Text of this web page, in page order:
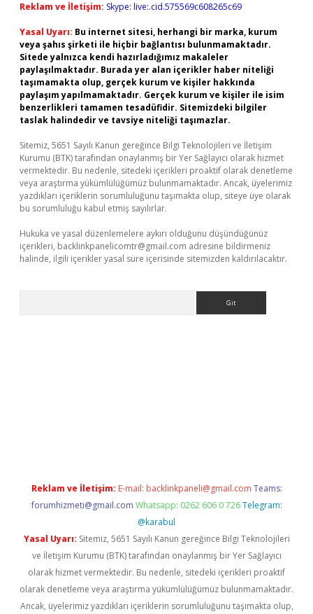
Reklam ve İletişim: Skype: live:.cid.575569c608265c69
Yasal Uyarı: Bu internet sitesi, herhangi bir marka, kurum
veya şahıs şirketi ile hiçbir bağlantısı bulunmamaktadır.
Sitede yalnızca kendi hazırladığımız makaleler
paylaşılmaktadır. Burada yer alan içerikler haber niteliği
taşımamakta olup, gerçek kurum ve kişiler hakkında
paylaşım yapılmamaktadır. Gerçek kurum ve kişiler ile isim
benzerlikleri tamamen tesadüfidir. Sitemizdeki bilgiler
taslak halindedir ve tavsiye niteliği taşımazlar.
Sitemiz, 5651 Sayılı Kanun gereğince Bilgi Teknolojileri ve İletişim
Kurumu (BTK) tarafından onaylanmış bir Yer Sağlayıcı olarak hizmet
vermektedir. Bu nedenle, sitedeki içerikleri proaktif olarak denetleme
veya araştırma yükümlülüğümüz bulunmamaktadır. Ancak, üyelerimiz
yazdıkları içeriklerin sorumluluğunu taşımakta olup, siteye üye olarak
bu sorumluluğu kabul etmiş sayılırlar.
Hukuka ve yasal düzenlemelere aykırı olduğunu düşündüğünüz
içerikleri, backlinkpanelicomtr@gmail.com adresine bildirmeniz
halinde, ilgili içerikler yasal süre içerisinde sitemizden kaldırılacaktır.
Reklam ve İletişim: E-mail: backlinkpaneli@gmail.com Teams:
forumhizmeti@gmail.com Whatsapp: 0262 606 0 726 Telegram:
@karabul
Yasal Uyarı: Sitemiz, 5651 Sayılı Kanun gereğince Bilgi Teknolojileri
ve İletişim Kurumu (BTK) tarafından onaylanmış bir Yer Sağlayıcı
olarak hizmet vermektedir. Bu nedenle, sitedeki içerikleri proaktif
olarak denetleme veya araştırma yükümlülüğümüz bulunmamaktadır.
Ancak, üyelerimiz yazdıkları içeriklerin sorumluluğunu taşımakta olup,